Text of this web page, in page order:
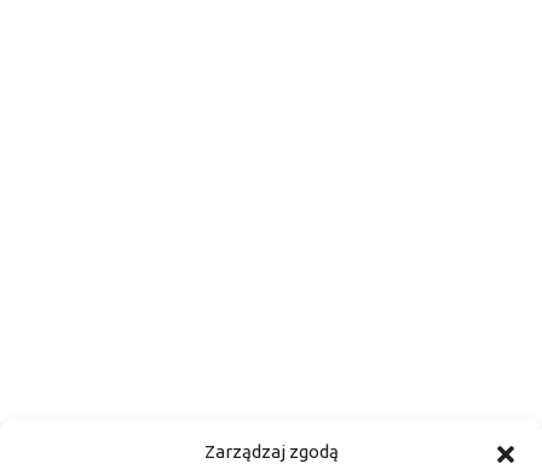
Zarządzaj zgodą
Kwestia ślubnej fotografii –